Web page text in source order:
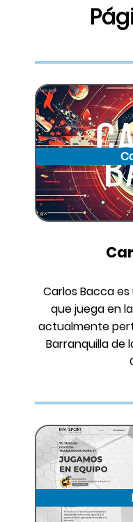
Carlos Bacca
que juega en
actualmente
Barranquilla de